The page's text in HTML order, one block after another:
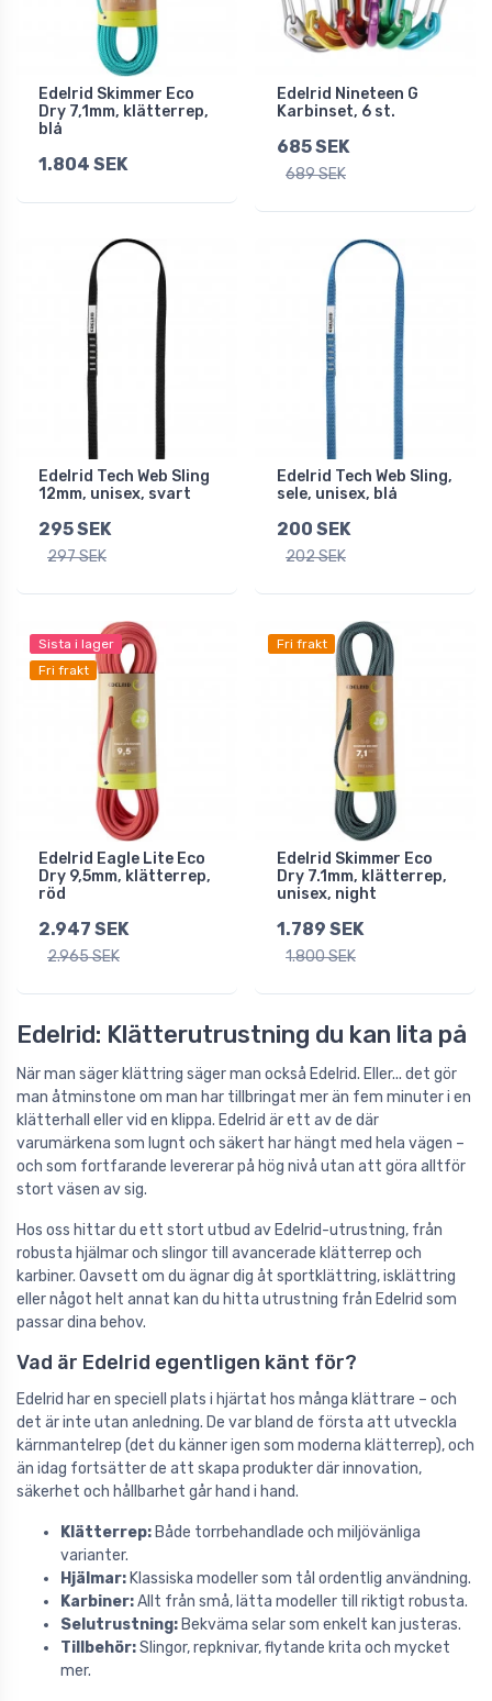
Edelrid Skimmer Eco
Dry 7,1mm, klätterrep,
blå
1.804 SEK
Edelrid Nineteen G
Karbinset, 6 st.
685 SEK
689 SEK
Edelrid Tech Web Sling
12mm, unisex, svart
295 SEK
297 SEK
Edelrid Tech Web Sling,
sele, unisex, blå
200 SEK
202 SEK
Sista i lager
Fri frakt
Edelrid Eagle Lite Eco
Dry 9,5mm, klätterrep,
röd
2.947 SEK
2.965 SEK
Fri frakt
Edelrid Skimmer Eco
Dry 7.1mm, klätterrep,
unisex, night
1.789 SEK
1.800 SEK
Edelrid: Klätterutrustning du kan lita på
När man säger klättring säger man också Edelrid. Eller... det gör
man åtminstone om man har tillbringat mer än fem minuter i en
klätterhall eller vid en klippa. Edelrid är ett av de där
varumärkena som lugnt och säkert har hängt med hela vägen –
och som fortfarande levererar på hög nivå utan att göra alltför
stort väsen av sig.
Hos oss hittar du ett stort utbud av Edelrid-utrustning, från
robusta hjälmar och slingor till avancerade klätterrep och
karbiner. Oavsett om du ägnar dig åt sportklättring, isklättring
eller något helt annat kan du hitta utrustning från Edelrid som
passar dina behov.
Vad är Edelrid egentligen känt för?
Edelrid har en speciell plats i hjärtat hos många klättrare – och
det är inte utan anledning. De var bland de första att utveckla
kärnmantelrep (det du känner igen som moderna klätterrep), och
än idag fortsätter de att skapa produkter där innovation,
säkerhet och hållbarhet går hand i hand.
Klätterrep: Både torrbehandlade och miljövänliga
varianter.
Hjälmar: Klassiska modeller som tål ordentlig användning.
Karbiner:Allt från små, lätta modeller till riktigt robusta.
Selutrustning: Bekväma selar som enkelt kan justeras.
Tillbehör:Slingor, repknivar, flytande krita och mycket
mer.